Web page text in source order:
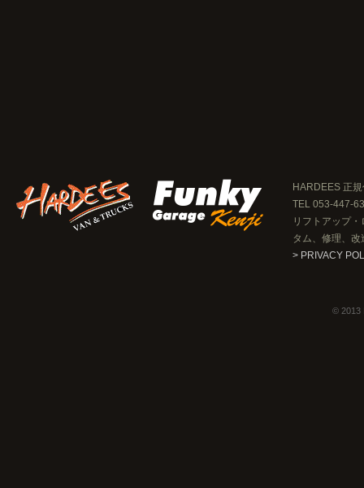
HARDEES 正
TEL 053-447-
リフトアップ
タム、修理、改
> PRIVACY
© 2013